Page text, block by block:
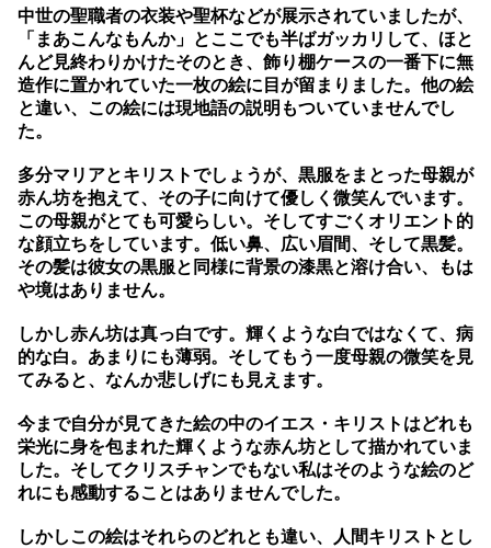
中世の聖職者の衣装や聖杯などが展示されていましたが、
「まあこんなもんか」とここでも半ばガッカリして、ほと
んど見終わりかけたそのとき、飾り棚ケースの一番下に無
造作に置かれていた一枚の絵に目が留まりました。他の絵
と違い、この絵には現地語の説明もついていませんでし
た。
多分マリアとキリストでしょうが、黒服をまとった母親が
赤ん坊を抱えて、その子に向けて優しく微笑んでいます。
この母親がとても可愛らしい。そしてすごくオリエント的
な顔立ちをしています。低い鼻、広い眉間、そして黒髪。
その髪は彼女の黒服と同様に背景の漆黒と溶け合い、もは
や境はありません。
しかし赤ん坊は真っ白です。輝くような白ではなくて、病
的な白。あまりにも薄弱。そしてもう一度母親の微笑を見
てみると、なんか悲しげにも見えます。
今まで自分が見てきた絵の中のイエス・キリストはどれも
栄光に身を包まれた輝くような赤ん坊として描かれていま
した。そしてクリスチャンでもない私はそのような絵のど
れにも感動することはありませんでした。
しかしこの絵はそれらのどれとも違い、人間キリストとし